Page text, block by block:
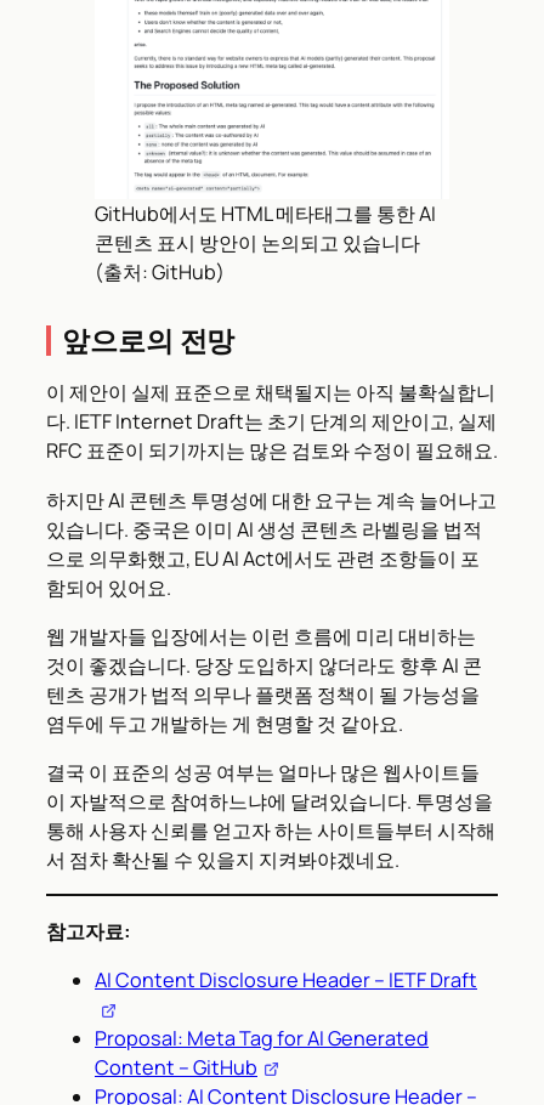
GitHub에서도 HTML 메타태그를 통한 AI
콘텐츠 표시 방안이 논의되고 있습니다
(출처: GitHub)
앞으로의 전망
이 제안이 실제 표준으로 채택될지는 아직 불확실합니
다. IETF Internet Draft는 초기 단계의 제안이고, 실제
RFC 표준이 되기까지는 많은 검토와 수정이 필요해요.
하지만 AI 콘텐츠 투명성에 대한 요구는 계속 늘어나고
있습니다. 중국은 이미 AI 생성 콘텐츠 라벨링을 법적
으로 의무화했고, EU AI Act에서도 관련 조항들이 포
함되어 있어요.
웹 개발자들 입장에서는 이런 흐름에 미리 대비하는
것이 좋겠습니다. 당장 도입하지 않더라도 향후 AI 콘
텐츠 공개가 법적 의무나 플랫폼 정책이 될 가능성을
염두에 두고 개발하는 게 현명할 것 같아요.
결국 이 표준의 성공 여부는 얼마나 많은 웹사이트들
이 자발적으로 참여하느냐에 달려있습니다. 투명성을
통해 사용자 신뢰를 얻고자 하는 사이트들부터 시작해
서 점차 확산될 수 있을지 지켜봐야겠네요.
참고자료:
AI Content Disclosure Header – IETF Draft
Proposal: Meta Tag for AI Generated
Content – GitHub
Proposal: AI Content Disclosure Header –